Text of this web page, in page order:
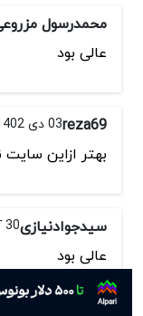
محمدرسول
عالی بود
reza6903 دی 1402 - 14:26
بهتر ازاین
سیدجوادنیازی30 آذر 1402 - 16:09
عالی بود